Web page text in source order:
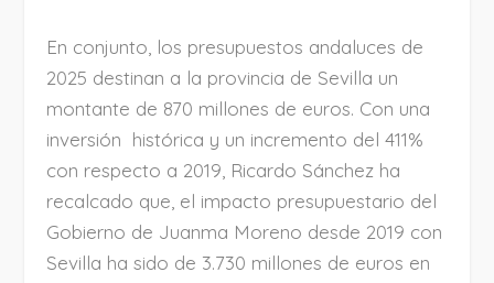
En conjunto, los presupuestos andaluces de
2025 destinan a la provincia de Sevilla un
montante de 870 millones de euros. Con una
inversión histórica y un incremento del 411%
con respecto a 2019, Ricardo Sánchez ha
recalcado que, el impacto presupuestario del
Gobierno de Juanma Moreno desde 2019 con
Sevilla ha sido de 3.730 millones de euros en